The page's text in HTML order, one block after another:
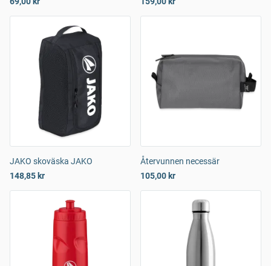
JAKO skoväska JAKO
148,85 kr
Återvunnen necessär
105,00 kr